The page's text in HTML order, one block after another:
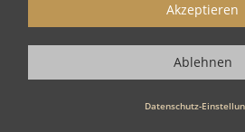
Auf eventpeppers, dem großen Portal für
Unterhaltungskünstler und Tänzer, finden
Rednern rund um Konstanz, Baden-
Datenschutz-
Akzeptieren
Ablehnen